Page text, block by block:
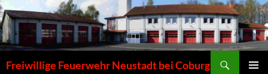
Zum
Inhalt
springen
Freiwillige Feuerwehr Neustadt bei Coburg